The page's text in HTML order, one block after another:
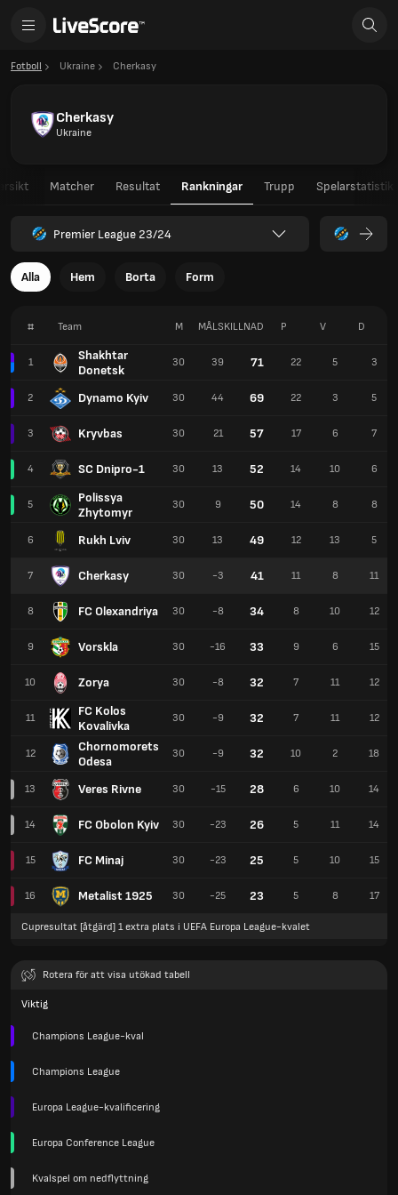
Fotboll Ukraine Cherkasy
Cherkasy
Ukraine
Matcher Resultat Rankningar Trupp Spelarstatistik
Premier League 23/24
Alla Hem Borta Form
# Team
1
Shakhtar
Donetsk
2 Dynamo Kyiv
3 Kryvbas
4 SC Dnipro-1
5
Polissya
Zhytomyr
6 Rukh Lviv
7 Cherkasy
8 FC Olexandriya
9 Vorskla
10 Zorya
11
FC Kolos
Kovalivka
12
Chornomorets
Odesa
13 Veres Rivne
14 FC Obolon Kyiv
15 FC Minaj
16 Metalist 1925
M MÅLSKILLNAD P V D
30 39 71 22 5 3
30 44 69 22 3 5
30 21 57 17 6 7
30 13 52 14 10 6
30 9 50 14 8 8
30 13 49 12 13 5
30 -3 41 11 8 11
30 -8 34 8 10 12
30 -16 33 9 6 15
30 -8 32 7 11 12
30 -9 32 7 11 12
30 -9 32 10 2 18
30 -15 28 6 10 14
30 -23 26 5 11 14
30 -23 25 5 10 15
30 -25 23 5 8 17
Cupresultat [åtgärd] 1 extra plats i UEFA Europa League-kvalet
Rotera för att visa utökad tabell
Viktig
Champions League-kval
Champions League
Europa League-kvalificering
Europa Conference League
Kvalspel om nedflyttning